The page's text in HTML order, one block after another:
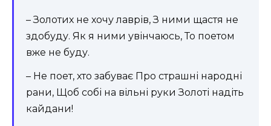
– Золотих не хочу лаврів, З ними щастя не
здобуду. Як я ними увінчаюсь, То поетом
вже не буду.
– Не поет, хто забуває Про страшні народні
рани, Щоб собі на вільні руки Золоті надіть
кайдани!